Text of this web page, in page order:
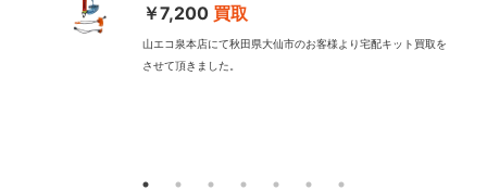
￥7,200 買取
山エコ泉本店にて秋田県大仙市のお客様より宅配キット買取を
させて頂きました。